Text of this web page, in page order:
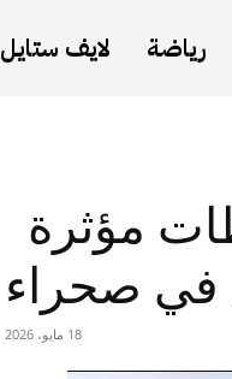
رياضة لايف ستايل
مؤثرة
في صحراء
18 مايو، 2026